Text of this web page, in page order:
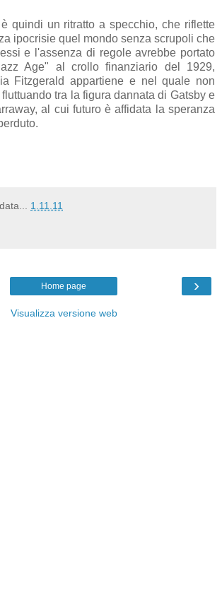
quindi un ritratto a specchio, che riflette
ipocrisie quel mondo senza scrupoli che
e l'assenza di regole avrebbe portato
Age" al crollo finanziario del 1929,
Fitzgerald appartiene e nel quale non
tra la figura dannata di Gatsby e
al cui futuro è affidata la speranza
1.11.11
›
Home page
Visualizza versione web